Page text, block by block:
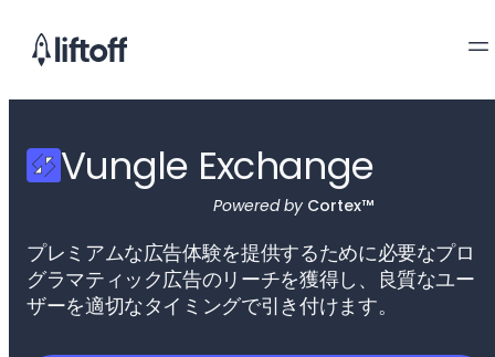
Vungle Exchange
Powered by Cortex™
プレミアムな広告体験を提供するために必要なプロ
グラマティック広告のリーチを獲得し、良質なユー
ザーを適切なタイミングで引き付けます。